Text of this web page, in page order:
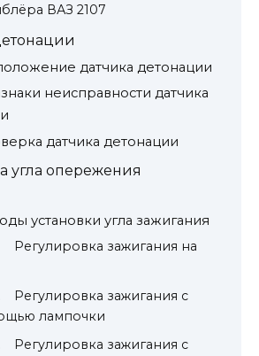
ВАЗ 2107
датчика детонации
неисправности датчика
датчика детонации
угла опережения
установки угла зажигания
Регулировка зажигания на
Регулировка зажигания с
лампочки
Регулировка зажигания с